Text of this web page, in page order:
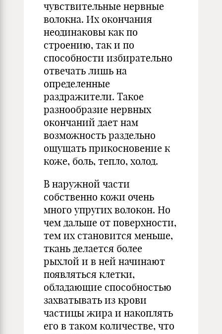
чувствительные нервные
волокна. Их окончания
неодинаковы как по
строению, так и по
способности избирательно
отвечать лишь на
определенные
раздражители. Такое
разнообразие нервных
окончаний дает нам
возможность раздельно
ощущать прикосновение к
коже, боль, тепло, холод.
В наружной части
собственно кожи очень
много упругих волокон. Но
чем дальше от поверхности,
тем их становится меньше,
ткань делается более
рыхлой и в ней начинают
появляться клетки,
обладающие способностью
захватывать из крови
частицы жира и накоплять
его в таком количестве, что